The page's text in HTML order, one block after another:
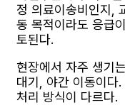
정 의료이송비인지,
동 목적이라도 응급
토된다.
현장에서 자주 생기
대기, 야간 이동이다
처리 방식이 다르다.